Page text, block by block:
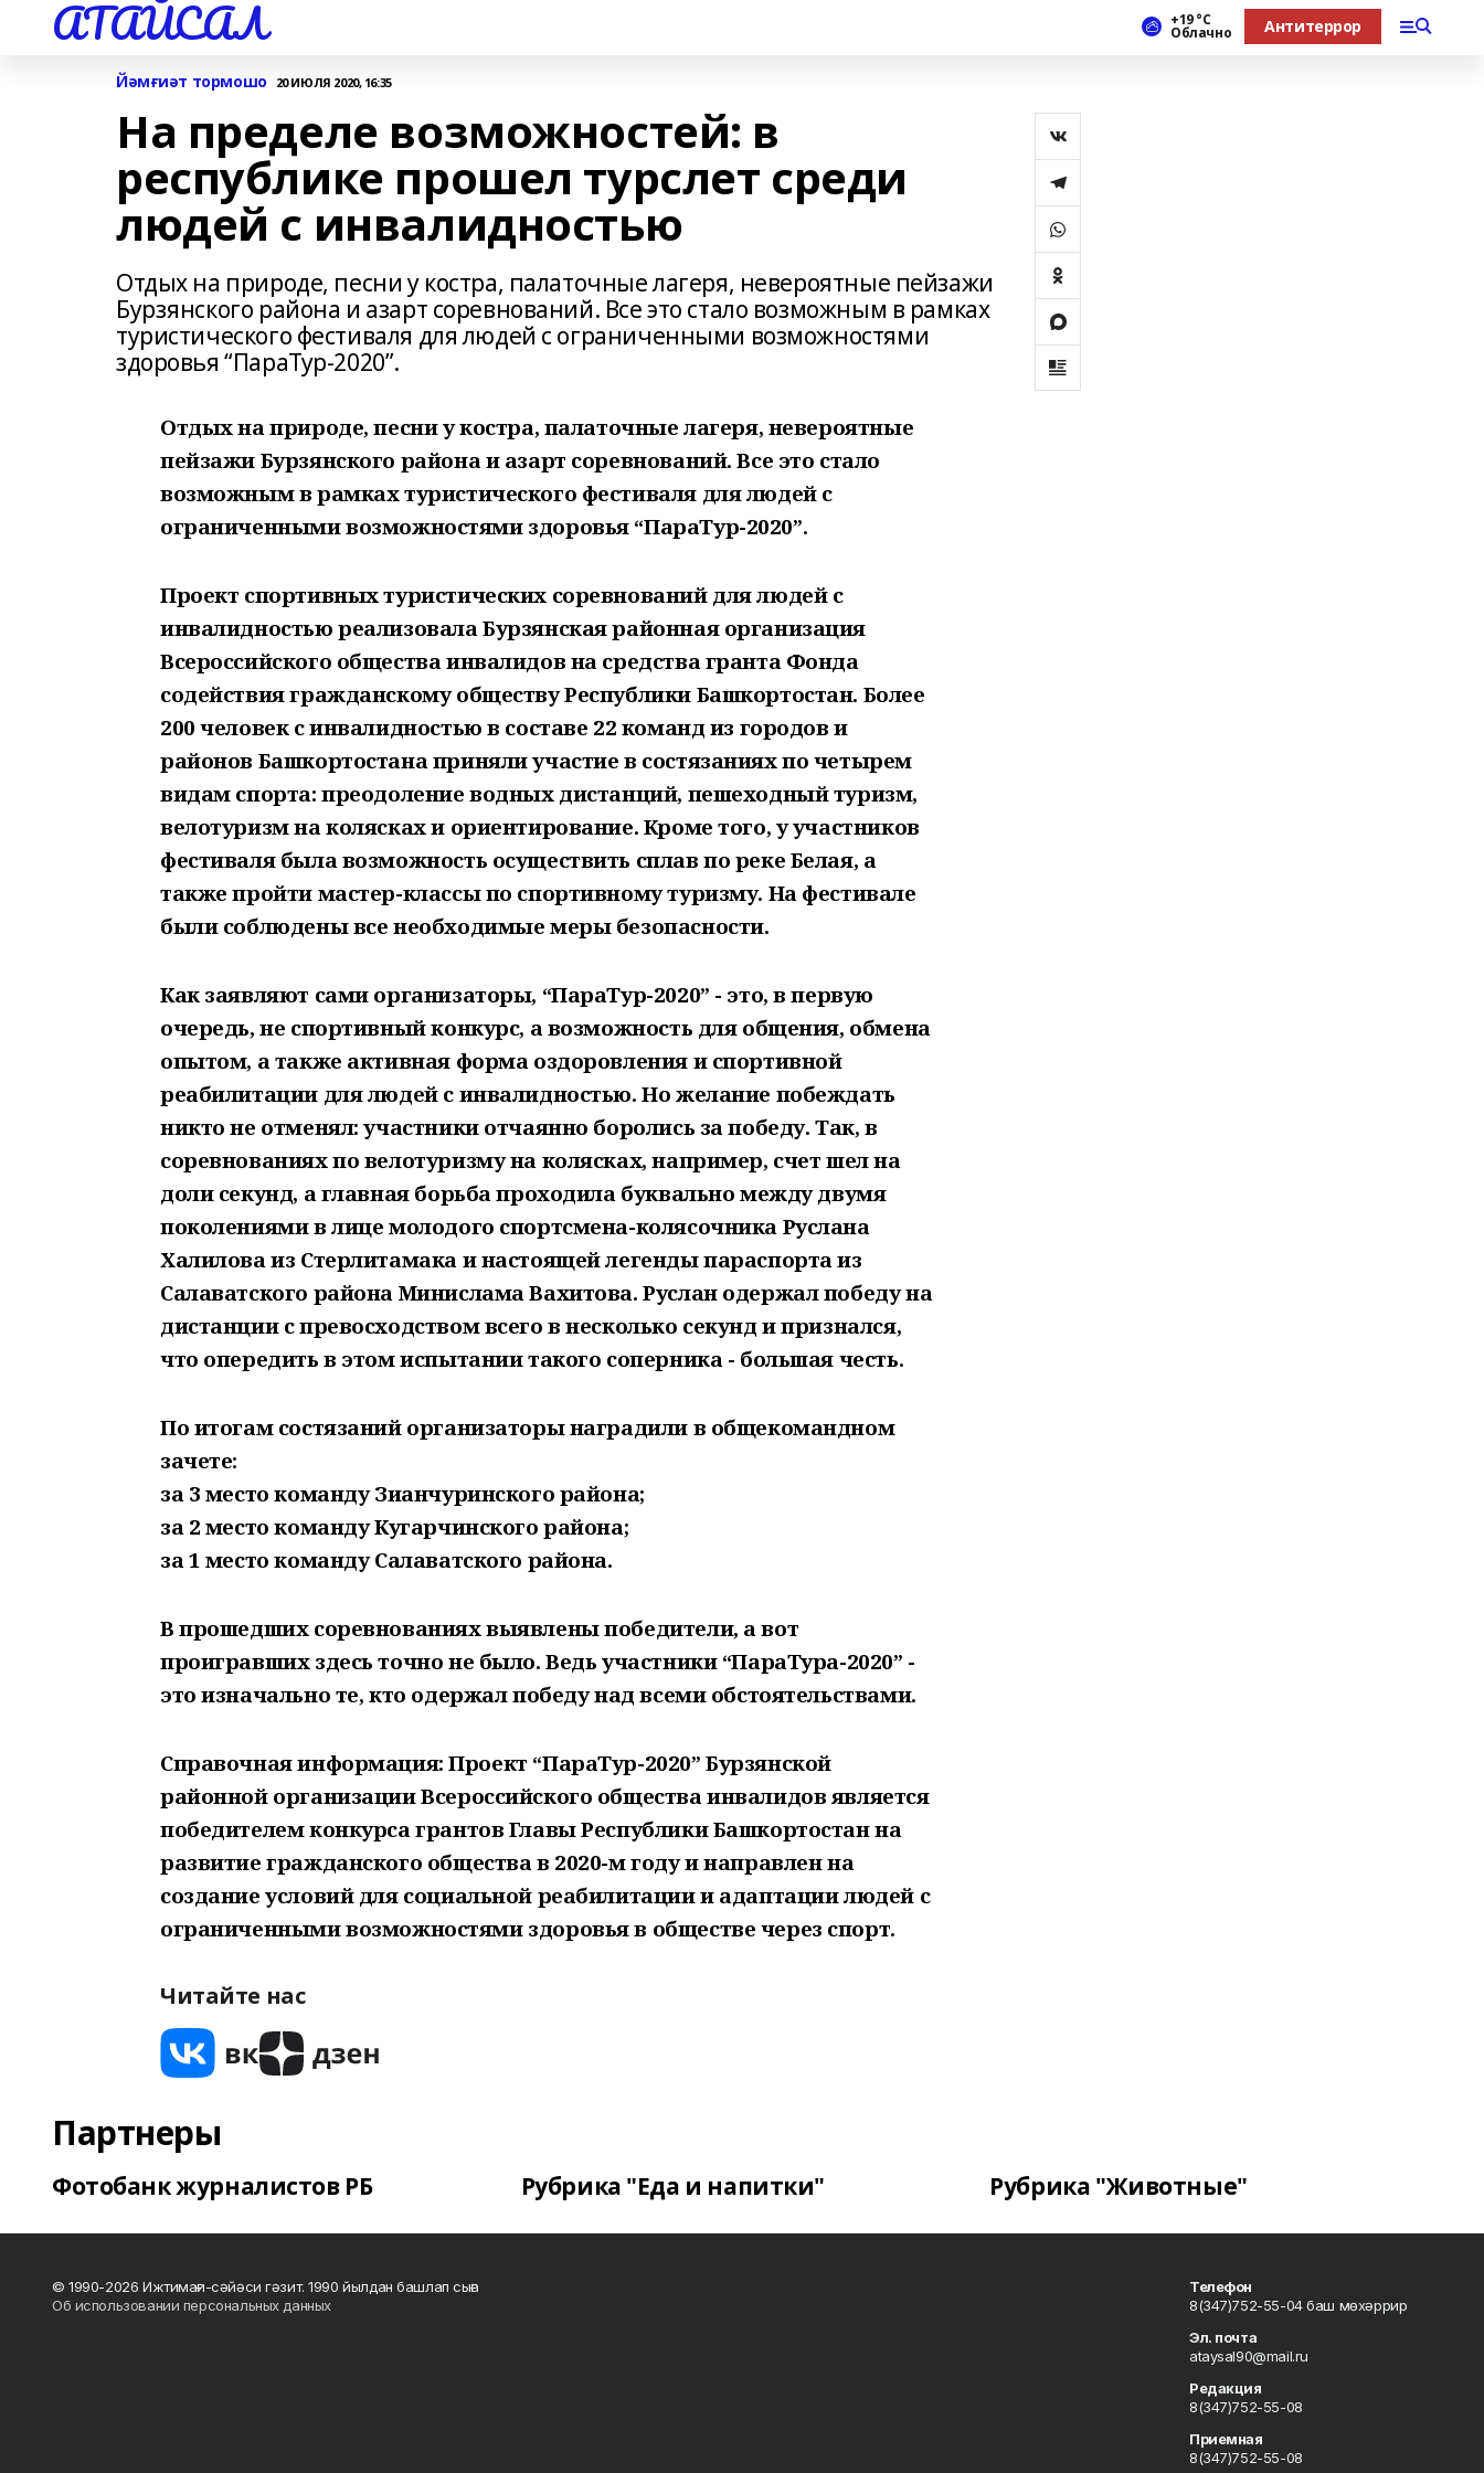
АТАЙСАЛ +19 °С
Облачно Антитеррор
Йәмғиәт тормошо 20 ИЮЛЯ 2020, 16:35
На пределе возможностей: в
республике прошел турслет среди
людей с инвалидностью
Отдых на природе, песни у костра, палаточные лагеря, невероятные пейзажи
Бурзянского района и азарт соревнований. Все это стало возможным в рамках
туристического фестиваля для людей с ограниченными возможностями
здоровья “ПараТур-2020”.
Отдых на природе, песни у костра, палаточные лагеря, невероятные
пейзажи Бурзянского района и азарт соревнований. Все это стало
возможным в рамках туристического фестиваля для людей с
ограниченными возможностями здоровья “ПараТур-2020”.
Проект спортивных туристических соревнований для людей с
инвалидностью реализовала Бурзянская районная организация
Всероссийского общества инвалидов на средства гранта Фонда
содействия гражданскому обществу Республики Башкортостан. Более
200 человек с инвалидностью в составе 22 команд из городов и
районов Башкортостана приняли участие в состязаниях по четырем
видам спорта: преодоление водных дистанций, пешеходный туризм,
велотуризм на колясках и ориентирование. Кроме того, у участников
фестиваля была возможность осуществить сплав по реке Белая, а
также пройти мастер-классы по спортивному туризму. На фестивале
были соблюдены все необходимые меры безопасности.
Как заявляют сами организаторы, “ПараТур-2020” - это, в первую
очередь, не спортивный конкурс, а возможность для общения, обмена
опытом, а также активная форма оздоровления и спортивной
реабилитации для людей с инвалидностью. Но желание побеждать
никто не отменял: участники отчаянно боролись за победу. Так, в
соревнованиях по велотуризму на колясках, например, счет шел на
доли секунд, а главная борьба проходила буквально между двумя
поколениями в лице молодого спортсмена-колясочника Руслана
Халилова из Стерлитамака и настоящей легенды параспорта из
Салаватского района Минислама Вахитова. Руслан одержал победу на
дистанции с превосходством всего в несколько секунд и признался,
что опередить в этом испытании такого соперника - большая честь.
По итогам состязаний организаторы наградили в общекомандном
зачете:
за 3 место команду Зианчуринского района;
за 2 место команду Кугарчинского района;
за 1 место команду Салаватского района.
В прошедших соревнованиях выявлены победители, а вот
проигравших здесь точно не было. Ведь участники “ПараТура-2020” -
это изначально те, кто одержал победу над всеми обстоятельствами.
Справочная информация: Проект “ПараТур-2020” Бурзянской
районной организации Всероссийского общества инвалидов является
победителем конкурса грантов Главы Республики Башкортостан на
развитие гражданского общества в 2020-м году и направлен на
создание условий для социальной реабилитации и адаптации людей с
ограниченными возможностями здоровья в обществе через спорт.
Читайте нас
Партнеры
Фотобанк журналистов РБ Рубрика "Еда и напитки" Рубрика "Животные"
© 1990-2026 Ижтимағи-сәйәси гәзит. 1990 йылдан башлап сыға
Об использовании персональных данных
Телефон
8(347)752-55-04 баш мөхәррир
Эл. почта
ataysal90@mail.ru
Редакция
8(347)752-55-08
Приемная
8(347)752-55-08